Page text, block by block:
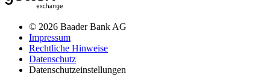
© 2026 Baader Bank AG
Impressum
Rechtliche Hinweise
Datenschutz
Datenschutzeinstellungen